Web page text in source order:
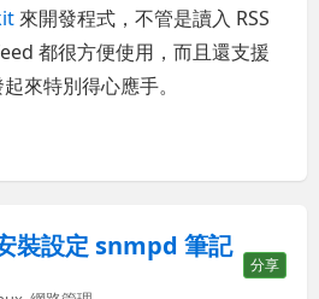
來開發程式，不管是讀入 RSS
都很方便使用，而且還支援
來特別得心應手。
裝設定 snmpd 筆記
分享